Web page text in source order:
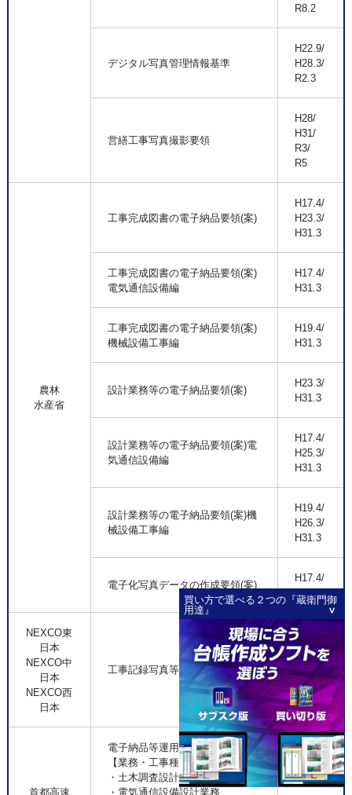
買い方で選べる２つの『蔵衛門御
用達』
R8.2
デジタル写真管理情報基準
H22.9/
H28.3/
R2.3
営繕工事写真撮影要領
H28/
H31/
R3/
R5
農林
水産省
工事完成図書の電子納品要領(案)
H17.4/
H23.3/
H31.3
工事完成図書の電子納品要領(案)
電気通信設備編
H17.4/
H31.3
工事完成図書の電子納品要領(案)
機械設備工事編
H19.4/
H31.3
設計業務等の電子納品要領(案)
H23.3/
H31.3
設計業務等の電子納品要領(案)電
気通信設備編
H17.4/
H25.3/
H31.3
設計業務等の電子納品要領(案)機
械設備工事編
H19.4/
H26.3/
H31.3
電子化写真データの作成要領(案)
H17.4/
H23.3
NEXCO東
日本
NEXCO中
日本
NEXCO西
日本
工事記録写真等撮影要領(工事編)
H24.7/
H28.7/
H29.7
首都高速
電子納品等運用ガイドライン
【業務・工事種別】
・土木調査設計業務
・電気通信設備設計業務